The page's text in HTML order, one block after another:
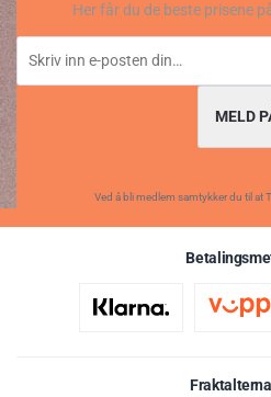
Her får du de beste prisene
MELD
Ved å bli medlem samtykker du til at